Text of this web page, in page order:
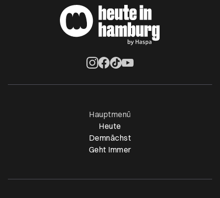
Hauptmenü
Heute
Demnächst
Geht Immer